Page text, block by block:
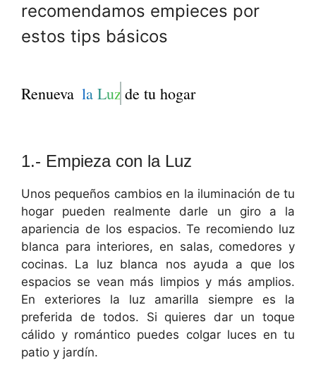
recomendamos empieces por
estos tips básicos
Renueva la Luz de tu hogar
1.- Empieza con la Luz
Unos pequeños cambios en la iluminación de tu
hogar pueden realmente darle un giro a la
apariencia de los espacios. Te recomiendo luz
blanca para interiores, en salas, comedores y
cocinas. La luz blanca nos ayuda a que los
espacios se vean más limpios y más amplios.
En exteriores la luz amarilla siempre es la
preferida de todos. Si quieres dar un toque
cálido y romántico puedes colgar luces en tu
patio y jardín.